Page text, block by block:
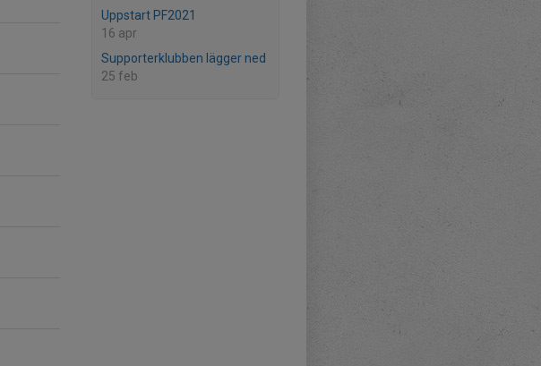
Uppstart PF2021
16 apr
Supporterklubben lägger ned
25 feb